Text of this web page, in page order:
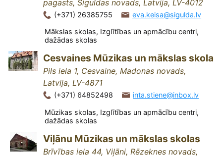
pagasts, Siguldas novads, Latvija, LV-4012
(+371) 26385755 eva.keisa@sigulda.lv
Mākslas skolas, Izglītības un apmācību centri,
dažādas skolas
Cesvaines Mūzikas un mākslas skola
Pils iela 1, Cesvaine, Madonas novads,
Latvija, LV-4871
(+371) 64852498 inta.stiene@inbox.lv
Mūzikas skolas, Izglītības un apmācību centri,
dažādas skolas
Viļānu Mūzikas un mākslas skolas
Brīvības iela 44, Viļāni, Rēzeknes novads,